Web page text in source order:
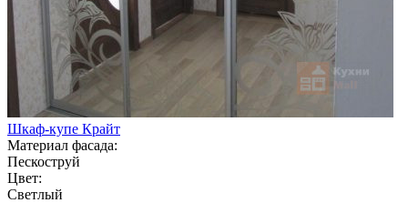
Шкаф-купе Крайт
Материал фасада:
Пескоструй
Цвет:
Светлый